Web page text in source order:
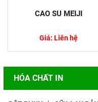
CAO SU MEIJI
Giá: Liên hệ
HÓA CHẤT IN